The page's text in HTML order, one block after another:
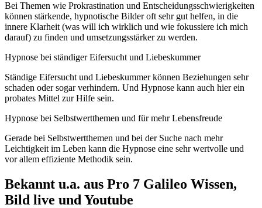
Bei Themen wie Prokrastination und Entscheidungsschwierigkeiten
können stärkende, hypnotische Bilder oft sehr gut helfen, in die
innere Klarheit (was will ich wirklich und wie fokussiere ich mich
darauf) zu finden und umsetzungsstärker zu werden.
Hypnose bei ständiger Eifersucht und Liebeskummer
Ständige Eifersucht und Liebeskummer können Beziehungen sehr
schaden oder sogar verhindern. Und Hypnose kann auch hier ein
probates Mittel zur Hilfe sein.
Hypnose bei Selbstwertthemen und für mehr Lebensfreude
Gerade bei Selbstwertthemen und bei der Suche nach mehr
Leichtigkeit im Leben kann die Hypnose eine sehr wertvolle und
vor allem effiziente Methodik sein.
Bekannt u.a. aus Pro 7 Galileo Wissen,
Bild live und Youtube